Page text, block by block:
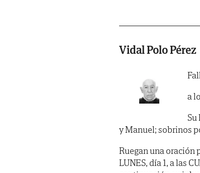
Vidal Polo Pérez
a
Su
y Manuel; sobrinos
Ruegan una oración
LUNES, día 1, a las